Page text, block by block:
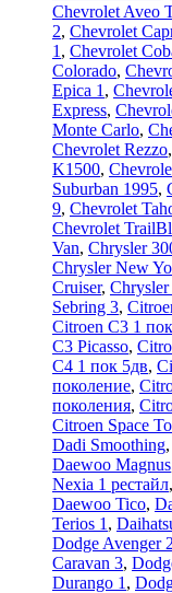
Chevrolet Aveo
2, Chevrolet
1 , Chevrolet
Colorado,
Epica 1 ,
Express,
Monte Carlo,
Chevrolet Rezzo,
K1500,
Suburban 1995,
9, Chevrolet
Chevrolet
Van, Chrysler
Chrysler New
Cruiser, Chrysler
Sebring 3,
Citroen C3 1
C3 Picasso,
C4 1 пок 5дв,
поколение,
поколения,
Citroen Space
Dadi Smoothing,
Daewoo Magnus
Nexia 1 рестайл,
Daewoo Tico,
Terios 1 ,
Dodge Avenger 2
Caravan 3,
Durango 1 ,